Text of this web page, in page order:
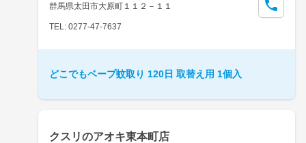
群馬県太田市大原町１１２－１１
TEL: 0277-47-7637
どこでもベープ蚊取り 120日 取替え用 1個入
クスリのアオキ東本町店